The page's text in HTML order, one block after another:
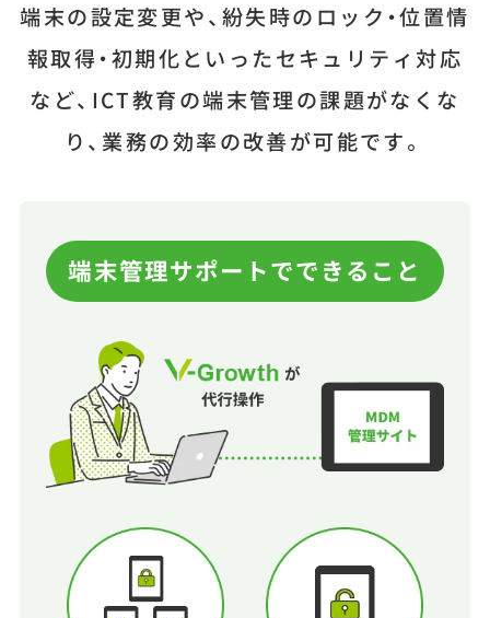
端末の設定変更や、紛失時のロック・位置情
報取得・初期化といったセキュリティ対応
など、 ICT教育の端末管理の課題がなくな
り、業務の効率の改善が可能です。
端末管理サポートでできること